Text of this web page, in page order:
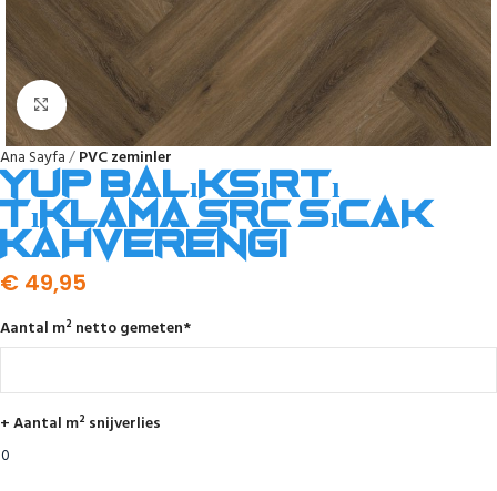
Ana Sayfa PVC zeminler
YUP balıksırtı
tıklama SRC sıcak
kahverengi
€ 49,95
Aantal m² netto gemeten*
+ Aantal m² snijverlies
Click to enlarge